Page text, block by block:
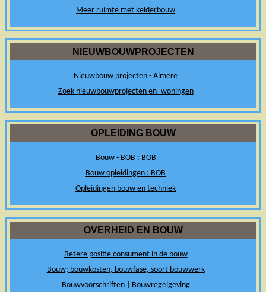
Meer ruimte met kelderbouw
NIEUWBOUWPROJECTEN
Nieuwbouw projecten - Almere
Zoek nieuwbouwprojecten en -woningen
OPLEIDING BOUW
Bouw - BOB : BOB
Bouw opleidingen : BOB
Opleidingen bouw en techniek
OVERHEID EN BOUW
Betere positie consument in de bouw
Bouw; bouwkosten, bouwfase, soort bouwwerk
Bouwvoorschriften | Bouwregelgeving